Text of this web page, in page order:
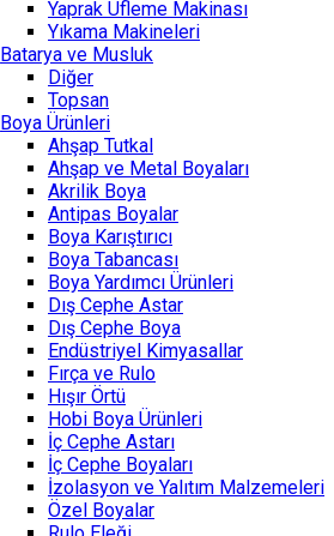
Yaprak Üfleme Makinası
Yıkama Makineleri
Batarya ve Musluk
Diğer
Topsan
Boya Ürünleri
Ahşap Tutkal
Ahşap ve Metal Boyaları
Akrilik Boya
Antipas Boyalar
Boya Karıştırıcı
Boya Tabancası
Boya Yardımcı Ürünleri
Dış Cephe Astar
Dış Cephe Boya
Endüstriyel Kimyasallar
Fırça ve Rulo
Hışır Örtü
Hobi Boya Ürünleri
İç Cephe Astarı
İç Cephe Boyaları
İzolasyon ve Yalıtım Malzemeleri
Özel Boyalar